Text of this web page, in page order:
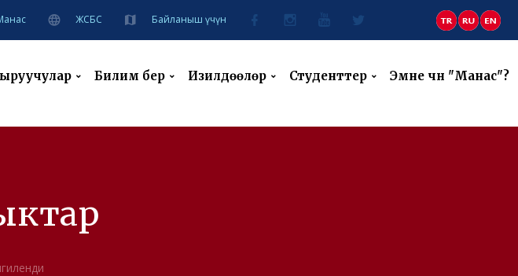
ЖСБС Байланыш үчүн
Билим берүү Изилдөөлөр Студенттер
Эмне үчүн "Манас"?